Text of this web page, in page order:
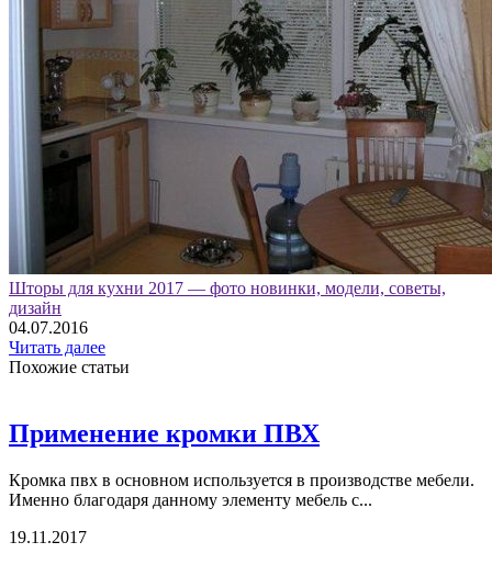
Шторы для кухни 2017 — фото новинки, модели, советы,
дизайн
04.07.2016
Читать далее
Похожие статьи
Применение кромки ПВХ
Кромка пвх в основном используется в производстве мебели.
Именно благодаря данному элементу мебель с...
19.11.2017